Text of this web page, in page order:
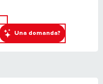
Una domanda?